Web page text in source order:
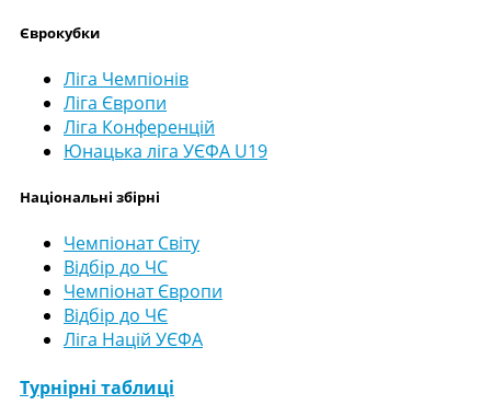
Єврокубки
Ліга Чемпіонів
Ліга Європи
Ліга Конференцій
Юнацька ліга УЄФА U19
Національні збірні
Чемпіонат Світу
Відбір до ЧС
Чемпіонат Європи
Відбір до ЧЄ
Ліга Націй УЄФА
Турнірні таблиці